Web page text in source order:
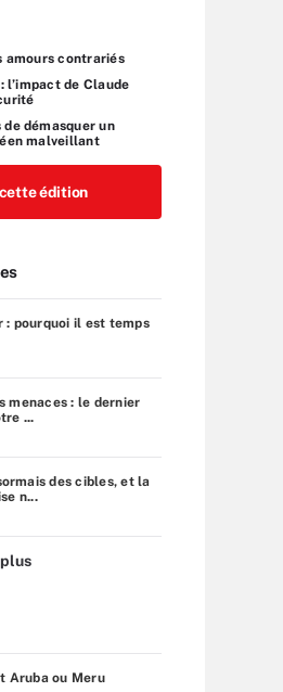
amours contrariés
de Claude
démasquer un
malveillant
édition
: pourquoi il est temps
menaces : le dernier
...
des cibles, et la
n...
Aruba ou Meru